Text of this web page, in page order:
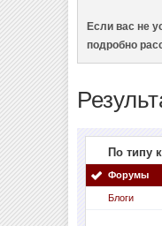
Если вас не
подробно
По типу
Форумы
Блоги